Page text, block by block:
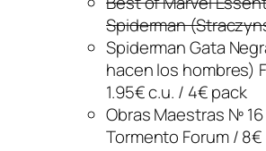
Spiderman
Spiderman Gata
hacen los hombres)
1.95€ c.u. / 4€ pack
Obras Maestras Nº
Tormento Forum / 8€